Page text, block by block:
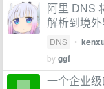
阿里 DNS
解析到境
DNS •
byggf
一个企业